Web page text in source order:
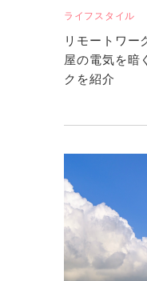
ライフスタイル
リモートワー
屋の電気を暗
クを紹介